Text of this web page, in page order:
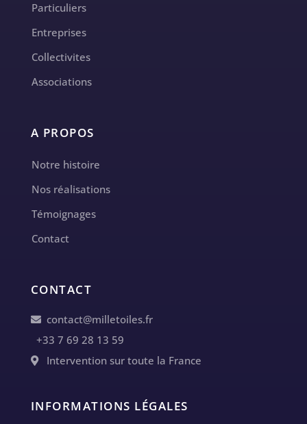
Particuliers
Entreprises
Collectivites
Associations
A PROPOS
Notre histoire
Nos réalisations
Témoignages
Contact
CONTACT
contact@milletoiles.fr
+33 7 69 28 13 59
Intervention sur toute la France
INFORMATIONS LÉGALES